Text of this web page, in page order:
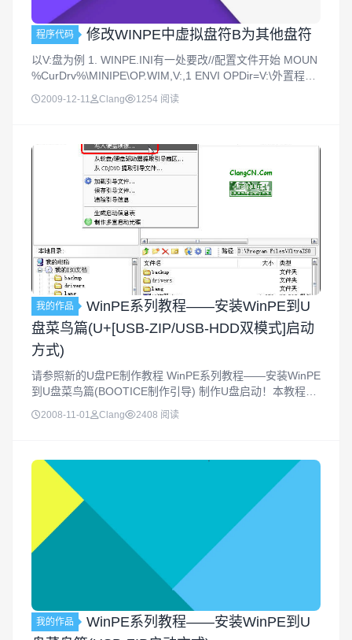
程序代码 修改WINPE中虚拟盘符B为其他盘符
以V:盘为例 1. WINPE.INI有一处要改//配置文件开始 MOUN
%CurDrv%\MINIPE\OP.WIM,V:,1 ENVI OPDir=V:\外置程序
2.WinPE.IS_解压，system32下面有个SETUPRE...
2009-12-11 Clang 1254 阅读
我的作品
WinPE系列教程——安装WinPE到U
盘菜鸟篇(U+[USB-ZIP/USB-HDD双模式]启动
方式)
请参照新的U盘PE制作教程 WinPE系列教程——安装WinPE
到U盘菜鸟篇(BOOTICE制作引导) 制作U盘启动！本教程已
过期，请移步到新教程WinPE系列教程——安装WinPE到U
盘菜鸟篇(BOOTICE制作引导)
2008-11-01 Clang 2408 阅读
我的作品
WinPE系列教程——安装WinPE到U